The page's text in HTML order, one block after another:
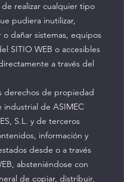
realizar cualquier tipo
pudiera inutilizar,
o dañar sistemas, equipos
SITIO WEB o accesibles
a través del
derechos de propiedad
industrial de ASIMEC
S.L. y de terceros
información y
desde o a través
absteniéndose con
de copiar, distribuir,